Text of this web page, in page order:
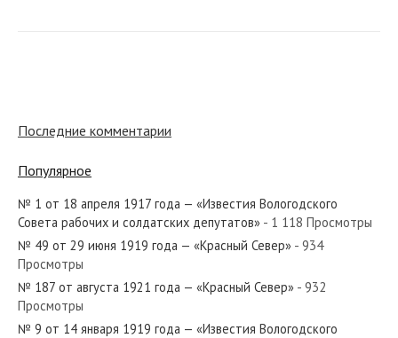
№ 98 от мая 1947 года — «Красный Север»
№ 150 от июня 1971 года — «Красный Север»
Последние комментарии
Популярное
№ 1 от 18 апреля 1917 года — «Известия Вологодского
Совета рабочих и солдатских депутатов» - 1 118 Просмотры
№ 49 от 29 июня 1919 года — «Красный Север» - 934
Просмотры
№ 187 от августа 1921 года — «Красный Север» - 932
Просмотры
№ 9 от 14 января 1919 года — «Известия Вологодского